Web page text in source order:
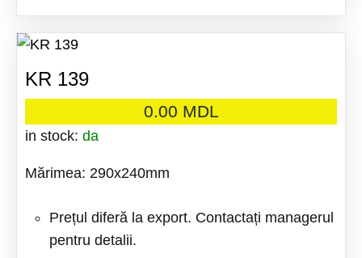
KR 139
0.00 MDL
in stock: da
Mărimea: 290x240mm
Prețul diferă la export. Contactați managerul
pentru detalii.